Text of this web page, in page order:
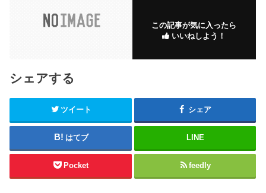
この記事が気に入ったら
いいねしよう！
シェアする
ツイート シェア
はてブ LINE
Pocket feedly